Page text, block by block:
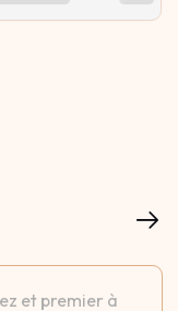
et premier à